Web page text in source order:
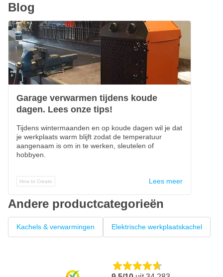
Blog
Garage verwarmen tijdens koude
dagen. Lees onze tips!
Tijdens wintermaanden en op koude dagen wil je dat
je werkplaats warm blijft zodat de temperatuur
aangenaam is om in te werken, sleutelen of
hobbyen.
How to Create Lees meer
Andere productcategorieën
Kachels & verwarmingen Elektrische werkplaatskachel